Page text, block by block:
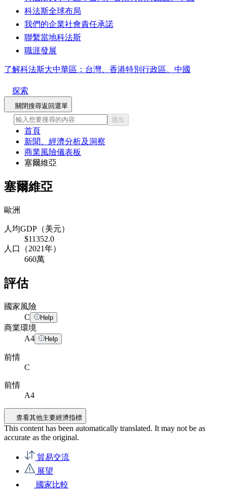
科法斯全球布局
我們的企業社會責任承諾
聯繫當地科法斯
職涯發展
了解科法斯大中華區：台灣、香港特別行政區、中國
探索
關閉搜尋返回選單
送出
首頁
新聞、經濟分析及洞察
商業風險儀表板
塞爾維亞
塞爾維亞
歐洲
人均GDP（美元）
$11352.0
人口（2021年）
660萬
評估
國家風險
C
Help
商業環境
A4 Help
前情
C
前情
A4
查看其他主要經濟指標
This content has been automatically translated. It may not be as
accurate as the original.
貿易交流
展望
國家比較